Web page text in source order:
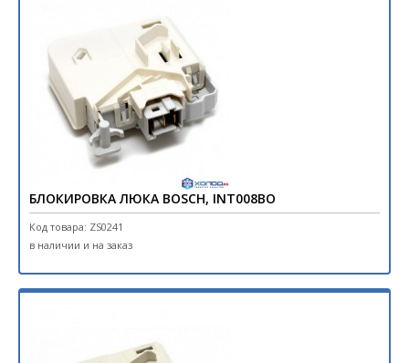
БЛОКИРОВКА ЛЮКА BOSCH, INT008BO
Код товара: ZS0241
в наличии и на заказ